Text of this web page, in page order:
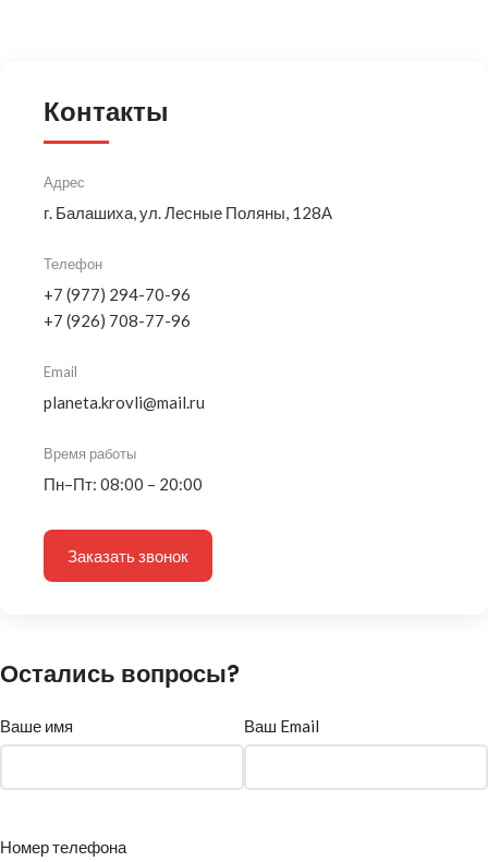
Контакты
Адрес
г. Балашиха, ул. Лесные Поляны, 128А
Телефон
+7 (977) 294-70-96
+7 (926) 708-77-96
Email
planeta.krovli@mail.ru
Время работы
Пн–Пт: 08:00 – 20:00
Заказать звонок
Остались вопросы?
Ваше имя Ваш Email
Номер телефона